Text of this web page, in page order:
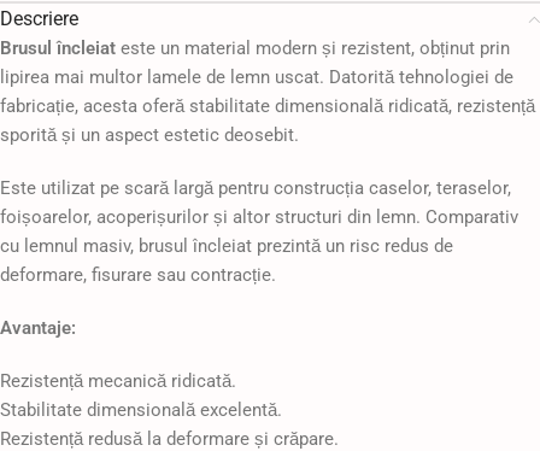
Descriere
Brusul încleiat este un material modern și rezistent, obținut prin
lipirea mai multor lamele de lemn uscat. Datorită tehnologiei de
fabricație, acesta oferă stabilitate dimensională ridicată, rezistență
sporită și un aspect estetic deosebit.
Este utilizat pe scară largă pentru construcția caselor, teraselor,
foișoarelor, acoperișurilor și altor structuri din lemn. Comparativ
cu lemnul masiv, brusul încleiat prezintă un risc redus de
deformare, fisurare sau contracție.
Avantaje:
Rezistență mecanică ridicată.
Stabilitate dimensională excelentă.
Rezistență redusă la deformare și crăpare.